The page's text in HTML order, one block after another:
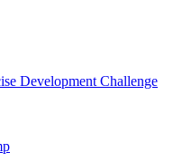
Development Challenge